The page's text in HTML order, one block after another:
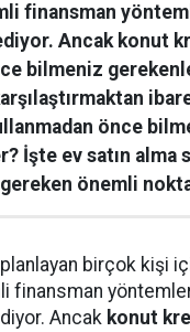
finansman
Ancak konut
bilmeniz
önce
İşte ev satın alma
önemli
birçok kişi
finansman
Ancak konut